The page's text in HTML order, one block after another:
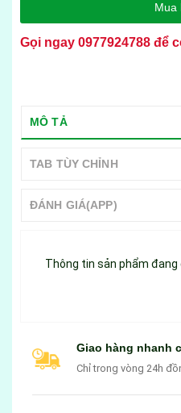
Mua
Gọi ngay 0977924788 để
MÔ TẢ
TAB TÙY CHỈNH
ĐÁNH GIÁ(APP)
Thông tin sản phẩm
Giao hàng nhanh
Chỉ trong vòng 24h